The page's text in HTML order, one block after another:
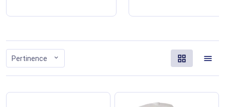
Pertinence expand_more grid_view menu